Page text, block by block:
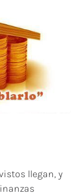
llegan, y